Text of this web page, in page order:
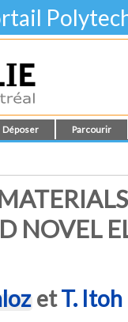
Déposer Parcourir
NOVEL
etT. Itoh